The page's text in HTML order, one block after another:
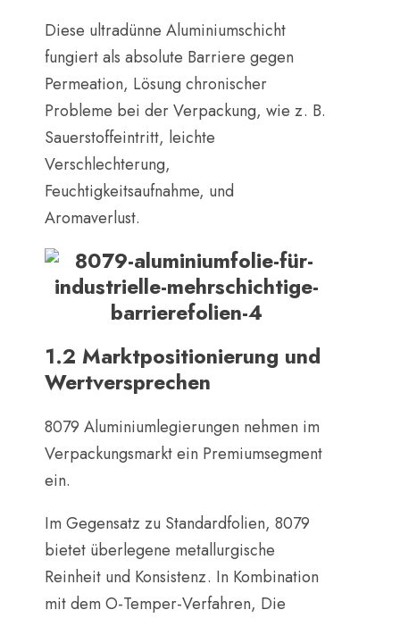
Diese ultradünne Aluminiumschicht
fungiert als absolute Barriere gegen
Permeation, Lösung chronischer
Probleme bei der Verpackung, wie z. B.
Sauerstoffeintritt, leichte
Verschlechterung,
Feuchtigkeitsaufnahme, und
Aromaverlust.
1.2 Marktpositionierung und
Wertversprechen
8079 Aluminiumlegierungen nehmen im
Verpackungsmarkt ein Premiumsegment
ein.
Im Gegensatz zu Standardfolien, 8079
bietet überlegene metallurgische
Reinheit und Konsistenz. In Kombination
mit dem O-Temper-Verfahren, Die